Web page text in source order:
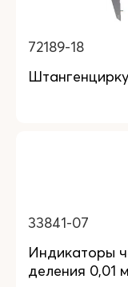
72189-18
33841-07
Индикаторы
деления 0,01